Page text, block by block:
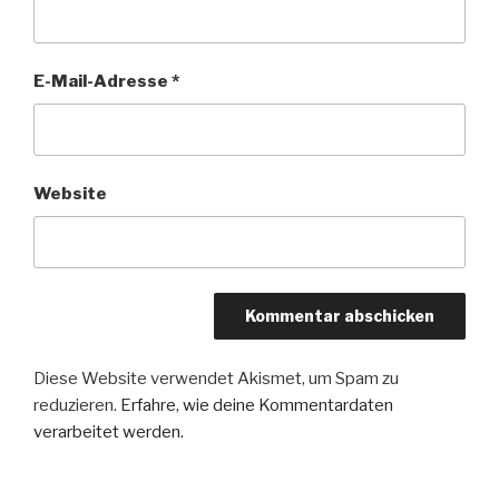
E-Mail-Adresse *
Website
Diese Website verwendet Akismet, um Spam zu
reduzieren. Erfahre, wie deine Kommentardaten
verarbeitet werden.